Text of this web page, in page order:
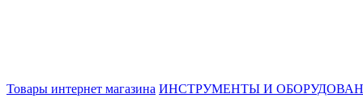
Товары интернет магазина ИНСТРУМЕНТЫ И